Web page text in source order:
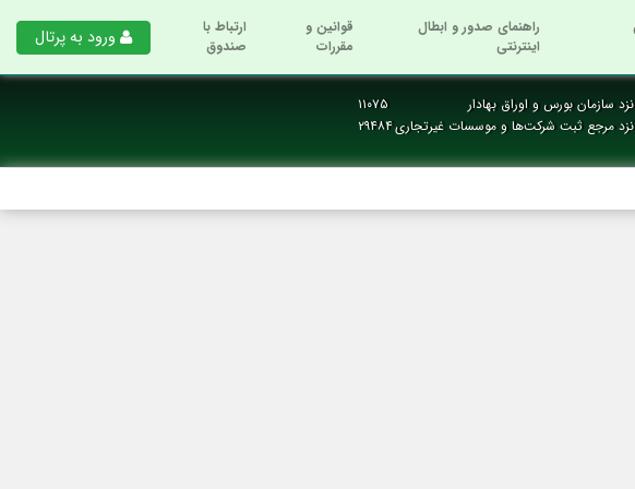
راهنمای صدور و ابطال
اینترنتی
قوانین و
مقررات
ارتباط با
صندوق
ورود به پرتال
سازمان بورس و اوراق بهادار
۱۱۰۷۵
مرجع ثبت شرکت‌ها و موسسات غیرتجاری۲۹۴۸۴